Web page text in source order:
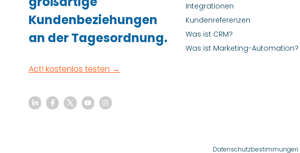
Kundenbeziehungen
an der Tagesordnung.
Act! kostenlos testen →
Integrationen
Kundenreferenzen
Was ist CRM?
Was ist Marketing-Automation?
Datenschutzbestimmungen